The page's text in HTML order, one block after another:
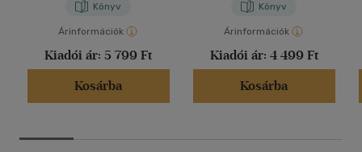
Könyv
Árinformációk
Kiadói ár: 5 799 Ft
Kosárba
Könyv
Árinformációk
Kiadói ár: 4 499 Ft
Kosárba